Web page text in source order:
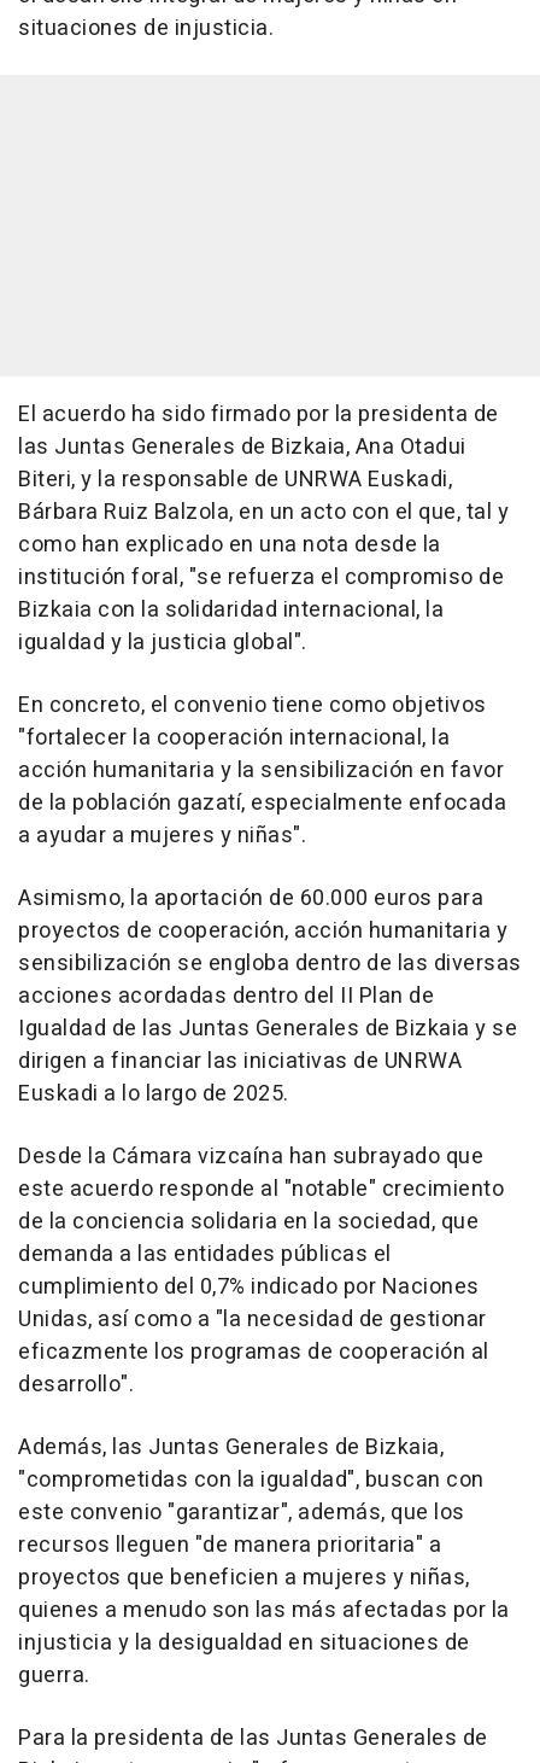
situaciones de injusticia.
El acuerdo ha sido firmado por la presidenta de
las Juntas Generales de Bizkaia, Ana Otadui
Biteri, y la responsable de UNRWA Euskadi,
Bárbara Ruiz Balzola, en un acto con el que, tal y
como han explicado en una nota desde la
institución foral, "se refuerza el compromiso de
Bizkaia con la solidaridad internacional, la
igualdad y la justicia global".
En concreto, el convenio tiene como objetivos
"fortalecer la cooperación internacional, la
acción humanitaria y la sensibilización en favor
de la población gazatí, especialmente enfocada
a ayudar a mujeres y niñas".
Asimismo, la aportación de 60.000 euros para
proyectos de cooperación, acción humanitaria y
sensibilización se engloba dentro de las diversas
acciones acordadas dentro del II Plan de
Igualdad de las Juntas Generales de Bizkaia y se
dirigen a financiar las iniciativas de UNRWA
Euskadi a lo largo de 2025.
Desde la Cámara vizcaína han subrayado que
este acuerdo responde al "notable" crecimiento
de la conciencia solidaria en la sociedad, que
demanda a las entidades públicas el
cumplimiento del 0,7% indicado por Naciones
Unidas, así como a "la necesidad de gestionar
eficazmente los programas de cooperación al
desarrollo".
Además, las Juntas Generales de Bizkaia,
"comprometidas con la igualdad", buscan con
este convenio "garantizar", además, que los
recursos lleguen "de manera prioritaria" a
proyectos que beneficien a mujeres y niñas,
quienes a menudo son las más afectadas por la
injusticia y la desigualdad en situaciones de
guerra.
Para la presidenta de las Juntas Generales de